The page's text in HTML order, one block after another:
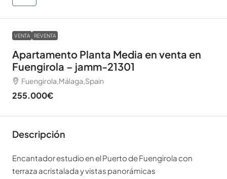
VENTA REVENTA
Apartamento Planta Media en venta en
Fuengirola – jamm-21301
Fuengirola,Málaga,Spain
255.000€
Descripción
Encantador estudio en el Puerto de Fuengirola con
terraza acristalada y vistas panorámicas